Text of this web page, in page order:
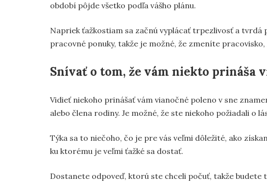
období pôjde všetko podľa vášho plánu.
Napriek ťažkostiam sa začnú vyplácať trpezlivosť a
pracovné ponuky, takže je možné, že zmeníte
Snívať o tom, že vám niekto prináša
Vidieť niekoho prinášať vám vianočné poleno v sne
alebo člena rodiny. Je možné, že ste niekoho požiadali o
Týka sa to niečoho, čo je pre vás veľmi dôležité, ako
ku ktorému je veľmi ťažké sa dostať.
Dostanete odpoveď, ktorú ste chceli počuť, takže budete